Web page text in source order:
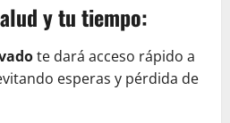
y tu tiempo:
te dará acceso rápido a
esperas y pérdida de